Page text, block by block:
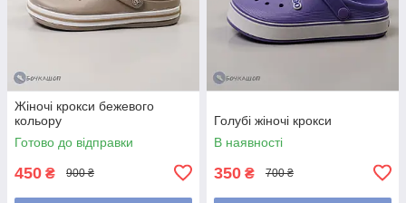
Жіночі крокси бежевого
кольору
Готово до відправки
450 ₴ 900 ₴
Голубі жіночі крокси
В наявності
350 ₴ 700 ₴